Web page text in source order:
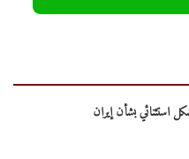
استثنائي بشأن إيران